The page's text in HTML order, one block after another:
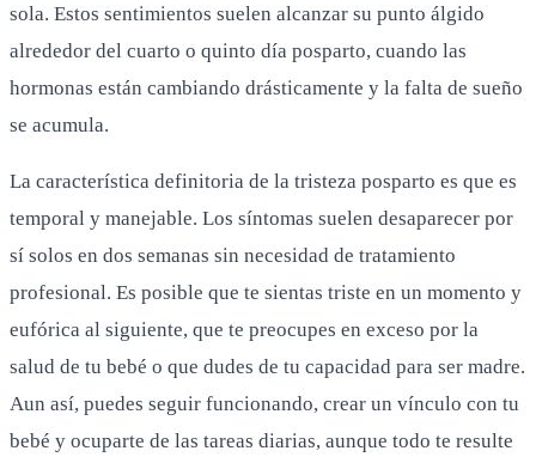
sola. Estos sentimientos suelen alcanzar su punto álgido
alrededor del cuarto o quinto día posparto, cuando las
hormonas están cambiando drásticamente y la falta de sueño
se acumula.
La característica definitoria de la tristeza posparto es que es
temporal y manejable. Los síntomas suelen desaparecer por
sí solos en dos semanas sin necesidad de tratamiento
profesional. Es posible que te sientas triste en un momento y
eufórica al siguiente, que te preocupes en exceso por la
salud de tu bebé o que dudes de tu capacidad para ser madre.
Aun así, puedes seguir funcionando, crear un vínculo con tu
bebé y ocuparte de las tareas diarias, aunque todo te resulte